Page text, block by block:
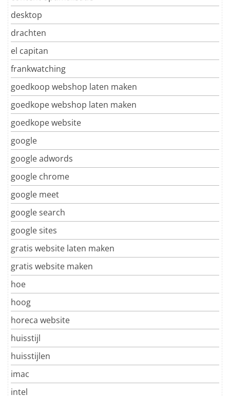
desktop
drachten
el capitan
frankwatching
goedkoop webshop laten maken
goedkope webshop laten maken
goedkope website
google
google adwords
google chrome
google meet
google search
google sites
gratis website laten maken
gratis website maken
hoe
hoog
horeca website
huisstijl
huisstijlen
imac
intel